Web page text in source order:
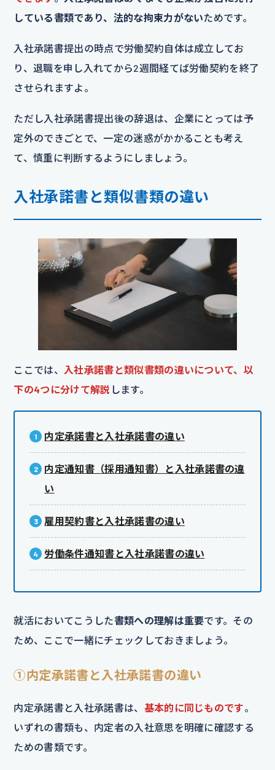
している書類であり、法的な拘束力がないためです。
入社承諾書提出の時点で労働契約自体は成立してお
り、退職を申し入れてから2週間経てば労働契約を終了
させられますよ。
ただし入社承諾書提出後の辞退は、企業にとっては予
定外のできごとで、一定の迷惑がかかることも考え
て、慎重に判断するようにしましょう。
入社承諾書と類似書類の違い
ここでは、
入社承諾書と類似書類の違いについて、以
下の4つに分けて解説 します。
内定承諾書と入社承諾書の違い
内定通知書（採用通知書）と入社承諾書の違
い
雇用契約書と入社承諾書の違い
労働条件通知書と入社承諾書の違い
就活においてこうした書類への理解は重要です。その
ため、ここで一緒にチェックしておきましょう。
①内定承諾書と入社承諾書の違い
内定承諾書と入社承諾書は、 基本的に同じものです。
いずれの書類も、内定者の入社意思を明確に確認する
ための書類です。